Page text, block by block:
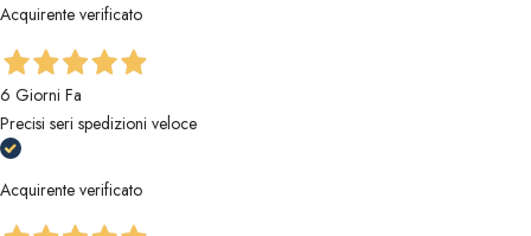
Acquirente verificato
6 Giorni Fa
Precisi seri spedizioni veloce
Acquirente verificato